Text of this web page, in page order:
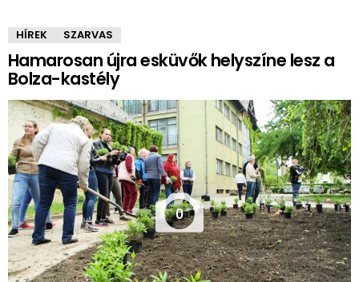
HÍREK SZARVAS
Hamarosan újra esküvők helyszíne lesz a
Bolza-kastély
0